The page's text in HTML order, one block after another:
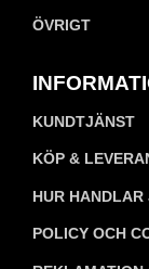
ÖVRIGT
KUNDTJÄNST
KÖP &
HUR HANDLAR
POLICY OCH